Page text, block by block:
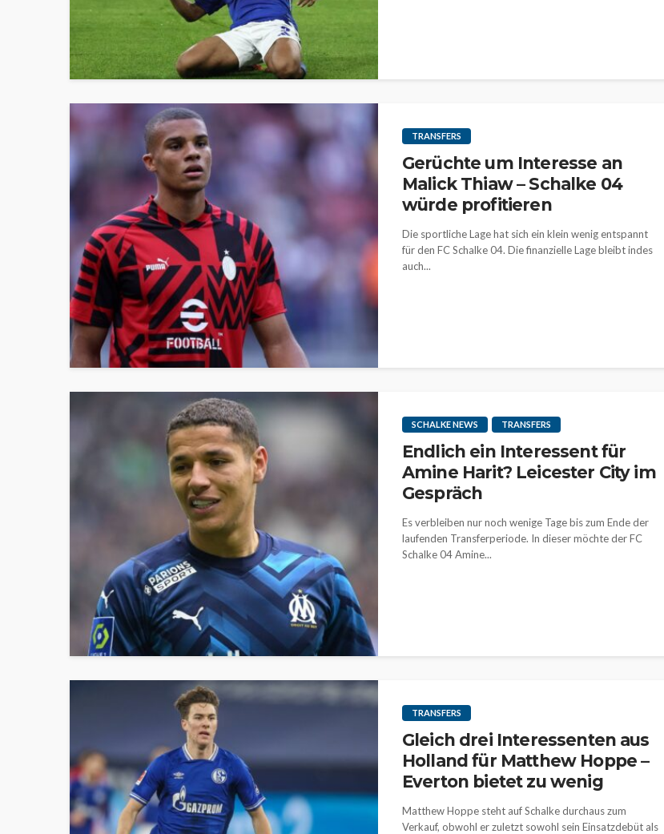
TRANSFERS
Gerüchte um Interesse an
Malick Thiaw – Schalke 04
würde profitieren
Die sportliche Lage hat sich ein klein wenig entspannt
für den FC Schalke 04. Die finanzielle Lage bleibt indes
auch...
SCHALKE NEWS TRANSFERS
Endlich ein Interessent für
Amine Harit? Leicester City im
Gespräch
Es verbleiben nur noch wenige Tage bis zum Ende der
laufenden Transferperiode. In dieser möchte der FC
Schalke 04 Amine...
TRANSFERS
Gleich drei Interessenten aus
Holland für Matthew Hoppe –
Everton bietet zu wenig
Matthew Hoppe steht auf Schalke durchaus zum
Verkauf, obwohl er zuletzt sowohl sein Einsatzdebüt als